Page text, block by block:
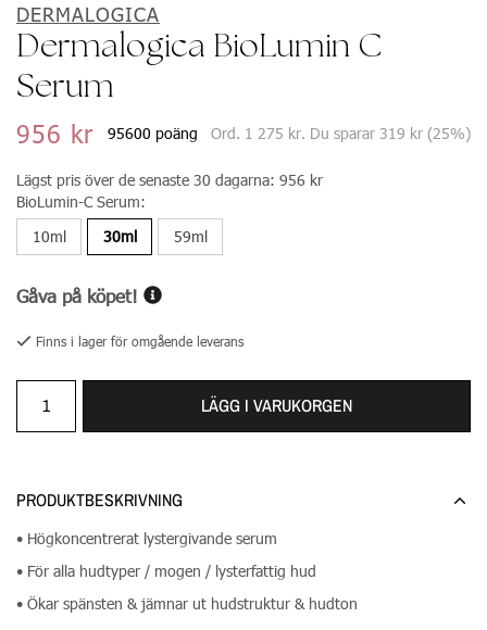
DERMALOGICA
Dermalogica BioLumin C
Serum
956 kr 95600 poäng Ord. 1 275 kr. Du sparar 319 kr (25%)
Lägst pris över de senaste 30 dagarna: 956 kr
BioLumin-C Serum:
10ml
30ml 59ml
Gåva på köpet!
Finns i lager för omgående leverans
LÄGG I VARUKORGEN
PRODUKTBESKRIVNING
• Högkoncentrerat lystergivande serum
• För alla hudtyper / mogen / lysterfattig hud
• Ökar spänsten & jämnar ut hudstruktur & hudton